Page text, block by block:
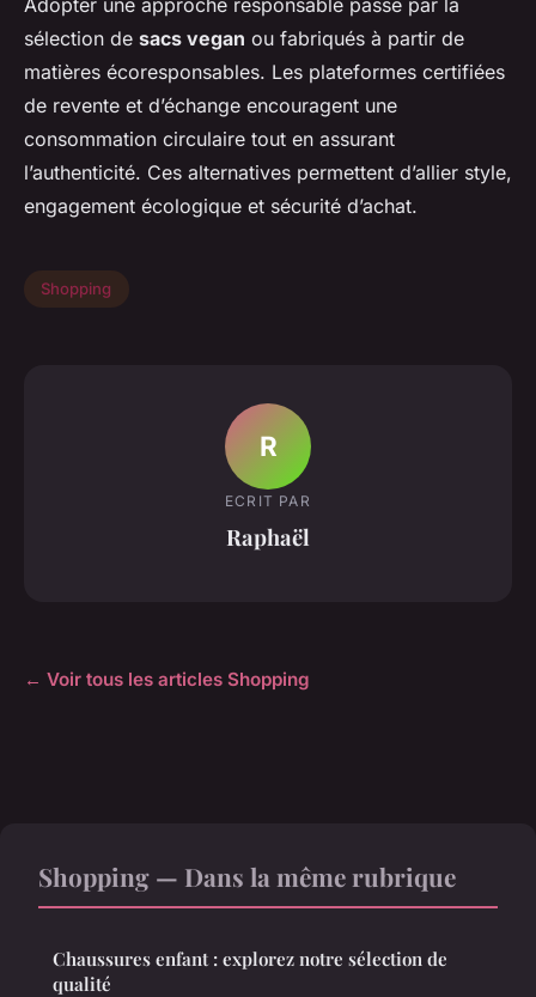
sélection de sacs vegan ou fabriqués à partir de
matières écoresponsables. Les plateformes certifiées
de revente et d’échange encouragent une
consommation circulaire tout en assurant
l’authenticité. Ces alternatives permettent d’allier style,
engagement écologique et sécurité d’achat.
Shopping
R
ECRIT PAR
Raphaël
← Voir tous les articles Shopping
Shopping — Dans la même rubrique
Chaussures enfant : explorez notre sélection de
qualité